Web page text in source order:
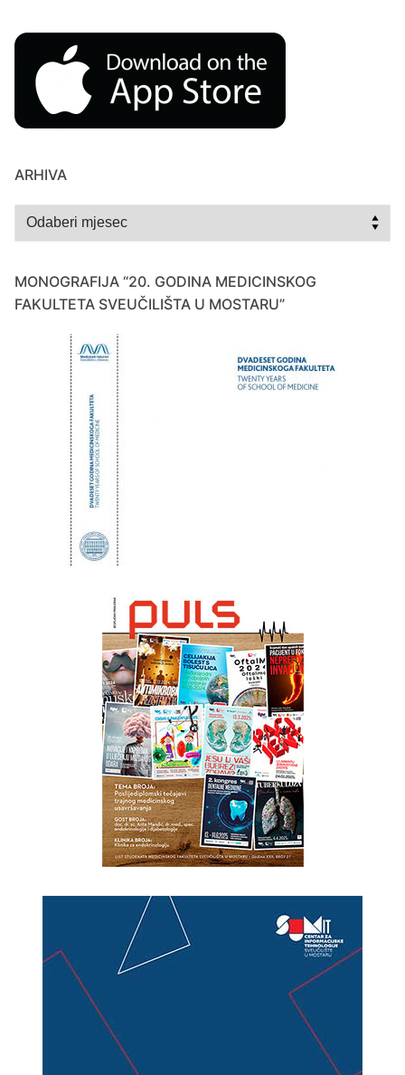
ARHIVA
Arhiva
MONOGRAFIJA “20. GODINA MEDICINSKOG
FAKULTETA SVEUČILIŠTA U MOSTARU”